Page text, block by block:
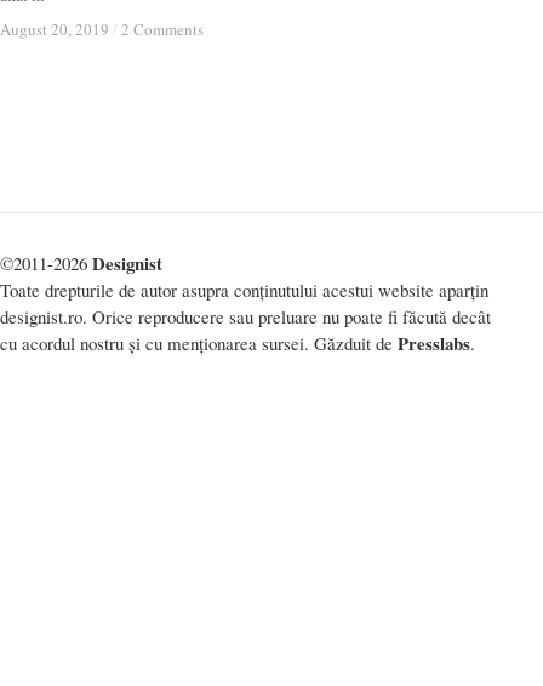
August 20, 2019 / 2 Comments
August 20, 2019 / 2 Comments
©2011-2026 Designist
Toate drepturile de autor asupra conținutului acestui website aparțin
designist.ro. Orice reproducere sau preluare nu poate fi făcută decât
cu acordul nostru și cu menționarea sursei. Găzduit de Presslabs.